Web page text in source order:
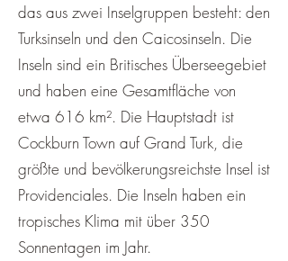
das aus zwei Inselgruppen besteht: den
Turksinseln und den Caicosinseln. Die
Inseln sind ein Britisches Überseegebiet
und haben eine Gesamtfläche von
etwa 616 km². Die Hauptstadt ist
Cockburn Town auf Grand Turk, die
größte und bevölkerungsreichste Insel ist
Providenciales. Die Inseln haben ein
tropisches Klima mit über 350
Sonnentagen im Jahr.